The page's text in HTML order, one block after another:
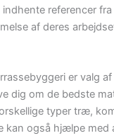
referencer
af deres
er valg af
dig om de bedste
typer træ,
kan også hjælpe med